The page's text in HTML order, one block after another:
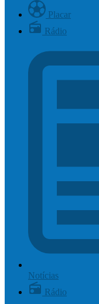
Placar
Rádio
Notícias
Rádio